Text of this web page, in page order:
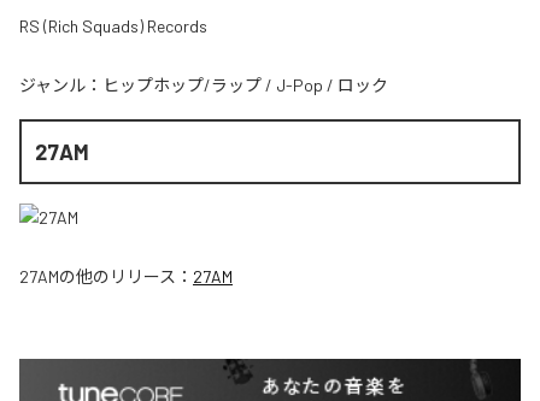
RS (Rich Squads) Records
ジャンル： ヒップホップ/ラップ / J-Pop / ロック
27AM
27AMの他のリリース： 27AM